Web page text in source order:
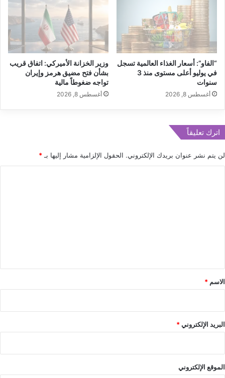
“الفاو”: أسعار الغذاء العالمية تسجل
في يوليو أعلى مستوى منذ 3
سنوات
أغسطس 8, 2026
وزير الخزانة الأميركي: اتفاق قريب
بشأن فتح مضيق هرمز وإيران
تواجه ضغوطاً مالية
أغسطس 8, 2026
اترك تعليقاً
لن يتم نشر عنوان بريدك الإلكتروني. الحقول الإلزامية مشار إليها بـ *
*
الاسم *
البريد الإلكتروني*
الموقع الإلكتروني